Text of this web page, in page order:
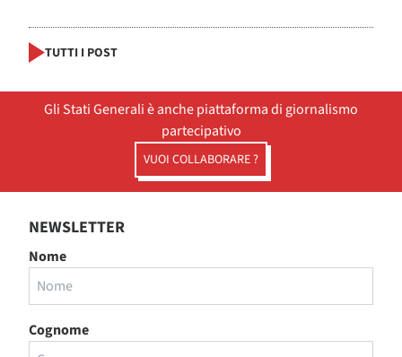
TUTTI I POST
Gli Stati Generali è anche piattaforma di giornalismo
partecipativo
VUOI COLLABORARE ?
NEWSLETTER
Nome
Cognome